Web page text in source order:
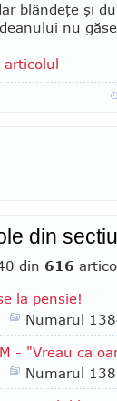
blândeţe şi
nu
articolul
din
din 616
la pensie!
Numarul
- "Vreau ca
Numarul